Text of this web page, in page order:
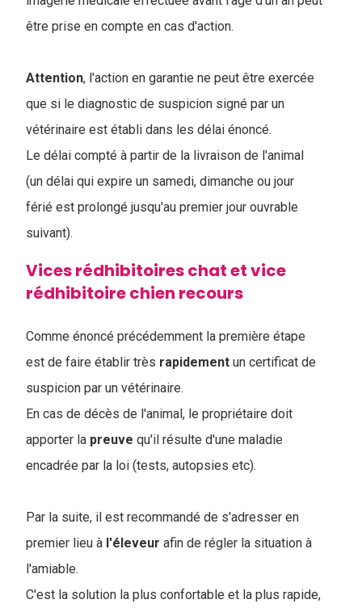
être prise en compte en cas d'action.
Attention, l'action en garantie ne peut être exercée
que si le diagnostic de suspicion signé par un
vétérinaire est établi dans les délai énoncé.
Le délai compté à partir de la livraison de l'animal
(un délai qui expire un samedi, dimanche ou jour
férié est prolongé jusqu'au premier jour ouvrable
suivant).
Vices rédhibitoires chat et vice
rédhibitoire chien recours
Comme énoncé précédemment la première étape
est de faire établir très rapidement un certificat de
suspicion par un vétérinaire.
En cas de décès de l'animal, le propriétaire doit
apporter la preuve qu'il résulte d'une maladie
encadrée par la loi (tests, autopsies etc).
Par la suite, il est recommandé de s'adresser en
premier lieu à l'éleveur afin de régler la situation à
l'amiable.
C'est la solution la plus confortable et la plus rapide,